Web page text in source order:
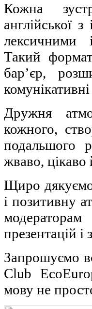
Кожна
англійської
лексичними
Такий
бар’єр,
Дружня
кожного,
подальшого
жваво, цікаво
Щиро дякуємо
і позитивну
презентацій і
Запрошуємо
Club
мову не